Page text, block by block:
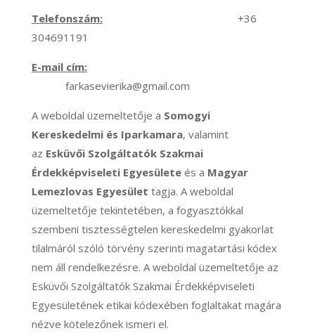
Telefonszám:
+36
304691191
E-mail cím:
farkasevierika@gmail.com
A weboldal üzemeltetője a Somogyi
Kereskedelmi és Iparkamara, valamint
az Esküvői Szolgáltatók Szakmai
Érdekképviseleti Egyesületeés a Magyar
Lemezlovas Egyesület tagja. A weboldal
üzemeltetője tekintetében, a fogyasztókkal
szembeni tisztességtelen kereskedelmi gyakorlat
tilalmáról szóló törvény szerinti magatartási kódex
nem áll rendelkezésre. A weboldal üzemeltetője az
Esküvői Szolgáltatók Szakmai Érdekképviseleti
Egyesületének etikai kódexében foglaltakat magára
nézve kötelezőnek ismeri el.